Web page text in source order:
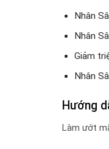
Nhân
Nhân
Giảm
Nhân
Hướng
Làm ướt